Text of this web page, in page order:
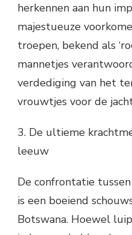
herkennen aan hun
majestueuze
troepen, bekend als
mannetjes
verdediging van het
vrouwtjes voor de
3. De ultieme
leeuw
De confrontatie
is een boeiend
Botswana. Hoewel